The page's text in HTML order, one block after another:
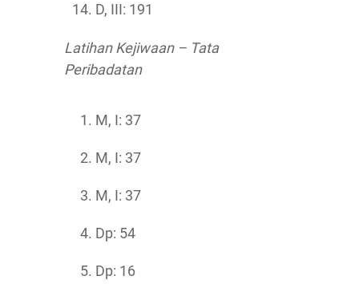
D, III: 191
Latihan Kejiwaan – Tata
Peribadatan
M, I: 37
M, I: 37
M, I: 37
Dp: 54
Dp: 16